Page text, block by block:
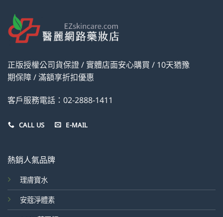
正版授權公司貨保證 / 實體店面安心購買 / 10天猶豫
期保障 / 滿額享折扣優惠
客戶服務電話：02-2888-1411
CALL US E-MAIL
熱銷人氣品牌
理膚寶水
安蔻淨體素